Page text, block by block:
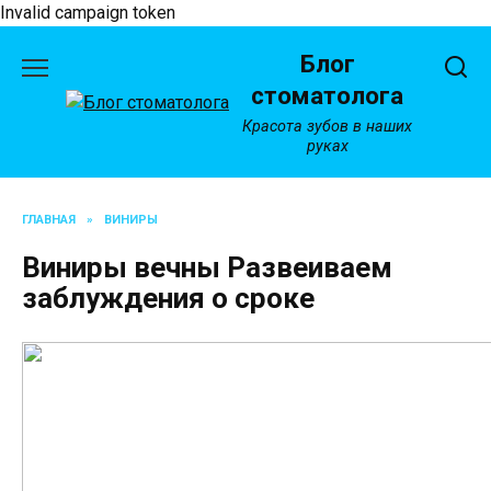
Invalid campaign token
содержанию
Блог
стоматолога
Красота зубов в наших
руках
ГЛАВНАЯ » ВИНИРЫ
Виниры вечны Развеиваем
заблуждения о сроке